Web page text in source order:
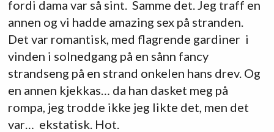
fordi dama var så sint. Samme det. Jeg traff en
annen og vi hadde amazing sex på stranden.
Det var romantisk, med flagrende gardiner i
vinden i solnedgang på en sånn fancy
strandseng på en strand onkelen hans drev. Og
en annen kjekkas… da han dasket meg på
rompa, jeg trodde ikke jeg likte det, men det
var… ekstatisk. Hot.